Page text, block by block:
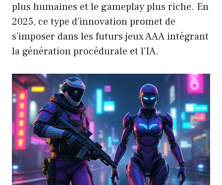
plus humaines et le gameplay plus riche. En
2025, ce type d’innovation promet de
s’imposer dans les futurs jeux AAA intégrant
la génération procédurale et l’IA.